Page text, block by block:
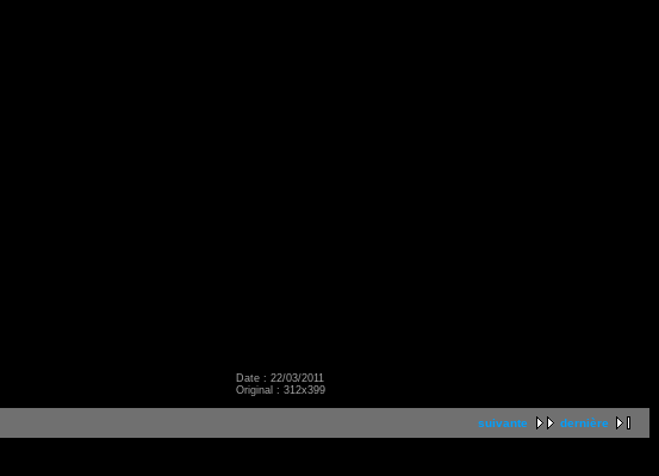
Date : 22/03/2011
Original : 312x399
suivante dernière